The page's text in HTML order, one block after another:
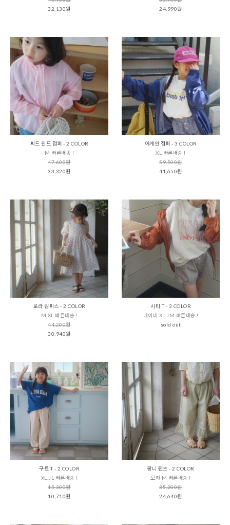
32,130원
24,990원
씨드 윈드 점퍼 - 2 COLOR
M 빠른배송 !
47,600원
33,320원
어게인 점퍼 - 3 COLOR
XL 빠른배송 !
59,500원
41,650원
로라 원피스 - 2 COLOR
M,XL 빠른배송 !
44,200원
30,940원
시티 T - 3 COLOR
네이비 XL,JM 빠른배송 !
sold out
구트 T - 2 COLOR
XL,JL 빠른배송 !
15,300원
10,710원
팡니 팬츠 - 2 COLOR
모카 M 빠른배송 !
35,200원
24,640원